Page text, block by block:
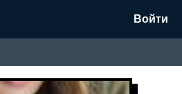
Войти